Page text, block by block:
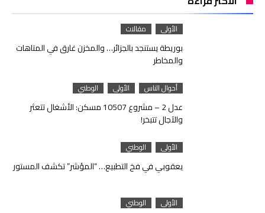
الأولى مقالات
بوريطة يستنجد بالجزائر… والمخزن غارق في المتاهات
والمخاطر
أحوال الناس الأولى الوطني
عدل 2 – مشروع 10507 مسكن: الأشغال تتعثر
والآجال تتبخر!
الأولى الوطني
يعقوبي في فخ التطبيع… “المؤشر” تكشف المستور
الأولى الوطني